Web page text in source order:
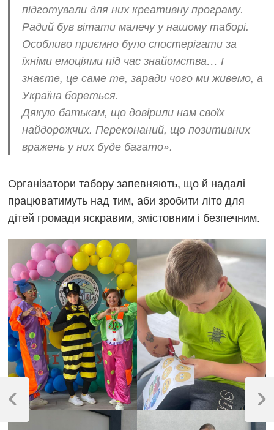
підготували для них креативну програму.
Радий був вітати малечу у нашому таборі.
Особливо приємно було спостерігати за
їхніми емоціями під час знайомства… І
знаєте, це саме те, заради чого ми живемо, а
Україна бореться.
Дякую батькам, що довірили нам своїх
найдорожчих. Переконаний, що позитивних
вражень у них буде багато».
Організатори табору запевняють, що й надалі
працюватимуть над тим, аби зробити літо для
дітей громади яскравим, змістовним і безпечним.
Навігація
записів
Previous
Next
Post